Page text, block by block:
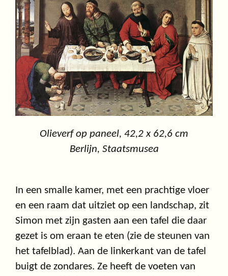
Olieverf op paneel, 42,2 x 62,6 cm
Berlijn, Staatsmusea
In een smalle kamer, met een prachtige vloer
en een raam dat uitziet op een landschap, zit
Simon met zijn gasten aan een tafel die daar
gezet is om eraan te eten (zie de steunen van
het tafelblad). Aan de linkerkant van de tafel
buigt de zondares. Ze heeft de voeten van